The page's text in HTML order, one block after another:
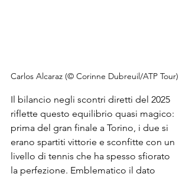
Carlos Alcaraz (© Corinne Dubreuil/ATP Tour)
Il bilancio negli scontri diretti del 2025
riflette questo equilibrio quasi magico:
prima del gran finale a Torino, i due si
erano spartiti vittorie e sconfitte con un
livello di tennis che ha spesso sfiorato
la perfezione. Emblematico il dato